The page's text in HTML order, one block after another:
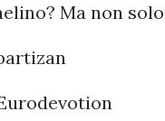
Ma non